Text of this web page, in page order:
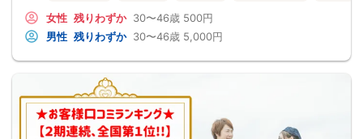
女性 残りわずか 30〜46歳 500円
男性 残りわずか 30〜46歳 5,000円